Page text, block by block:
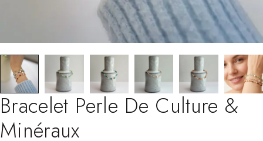
Bracelet Perle De Culture &
Minéraux